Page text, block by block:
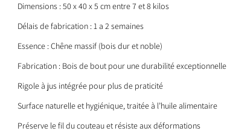
Dimensions : 50 x 40 x 5 cm entre 7 et 8 kilos
Délais de fabrication : 1 a 2 semaines
Essence : Chêne massif (bois dur et noble)
Fabrication : Bois de bout pour une durabilité exceptionnelle
Rigole à jus intégrée pour plus de praticité
Surface naturelle et hygiénique, traitée à l’huile alimentaire
Préserve le fil du couteau et résiste aux déformations